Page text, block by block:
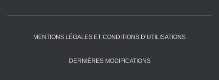
MENTIONS LÉGALES ET CONDITIONS D’UTILISATIONS
DERNIÈRES MODIFICATIONS